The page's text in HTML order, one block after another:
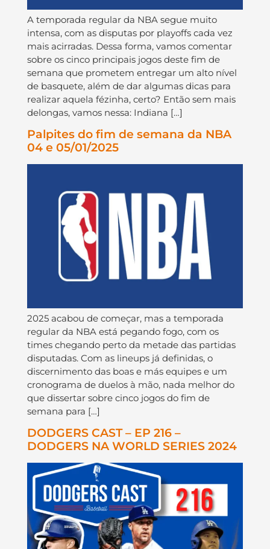
A temporada regular da NBA segue muito
intensa, com as disputas por playoffs cada vez
mais acirradas. Dessa forma, vamos comentar
sobre os cinco principais jogos deste fim de
semana que prometem entregar um alto nível
de basquete, além de dar algumas dicas para
realizar aquela fézinha, certo? Então sem mais
delongas, vamos nessa: Indiana […]
Palpites do fim de semana da NBA
04 e 05/01/2025
2025 acabou de começar, mas a temporada
regular da NBA está pegando fogo, com os
times chegando perto da metade das partidas
disputadas. Com as lineups já definidas, o
discernimento das boas e más equipes e um
cronograma de duelos à mão, nada melhor do
que dissertar sobre cinco jogos do fim de
semana para […]
DODGERS CAST – EP 216 –
DODGERS NA WORLD SERIES 2024